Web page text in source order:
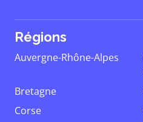
Régions
Auvergne-Rhône-Alpes
Bretagne
Corse